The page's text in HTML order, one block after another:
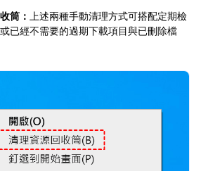
筒： 上述兩種手動清理方式可搭配定期檢
已經不需要的過期下載項目與已刪除檔